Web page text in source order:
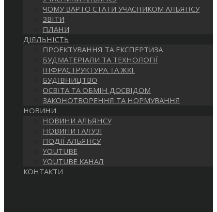
САЙТІ
ЧОМУ ВАРТО СТАТИ УЧАСНИКОМ АЛЬЯНСУ
ЗВІТИ
ПЛАНИ
ДІЯЛЬНІСТЬ
ПРОЕКТУВАННЯ ТА ЕКСПЕРТИЗА
БУДМАТЕРІАЛИ ТА ТЕХНОЛОГІЇ
ІНФРАСТРУКТУРА ТА ЖКГ
БУДІВНИЦТВО
ОСВІТА ТА ОБМІН ДОСВІДОМ
ЗАКОНОТВОРЕННЯ ТА НОРМУВАННЯ
НОВИНИ
НОВИНИ АЛЬЯНСУ
НОВИНИ ГАЛУЗІ
ПОДІЇ АЛЬЯНСУ
YOUTUBE
YOUTUBE КАНАЛ
КОНТАКТИ